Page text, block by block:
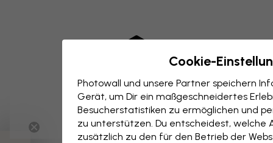
Cookie-
Photowall und unsere Partner speichern
Gerät, um Dir ein maßgeschneidertes
Besucherstatistiken zu ermöglichen und
zu unterstützen. Du entscheidest, welche
zusätzlich zu den für den Betrieb der